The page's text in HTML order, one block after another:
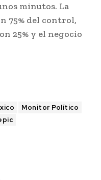
minutos. La
75% del control,
25% y el negocio
Monitor Político